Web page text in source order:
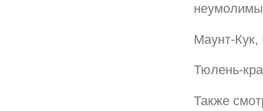
Маунт-
Тюлень-
Также